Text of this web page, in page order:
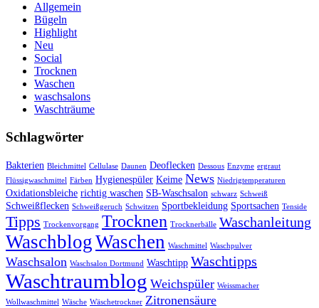
Allgemein
Bügeln
Highlight
Neu
Social
Trocknen
Waschen
waschsalons
Waschträume
Schlagwörter
Bakterien Bleichmittel Cellulase Daunen Deoflecken Dessous Enzyme ergraut
Flüssigwaschmittel Färben Hygienespüler Keime News Niedrigtemperaturen
Oxidationsbleiche richtig waschen SB-Waschsalon schwarz Schweiß
Schweißflecken Schweißgeruch Schwitzen Sportbekleidung Sportsachen Tenside
Tipps Trockenvorgang Trocknen Trocknerbälle Waschanleitung
WaschblogWaschen Waschmittel Waschpulver
Waschsalon Waschsalon Dortmund Waschtipp Waschtipps
Waschtraumblog Weichspüler Weissmacher
Wollwaschmittel Wäsche Wäschetrockner Zitronensäure